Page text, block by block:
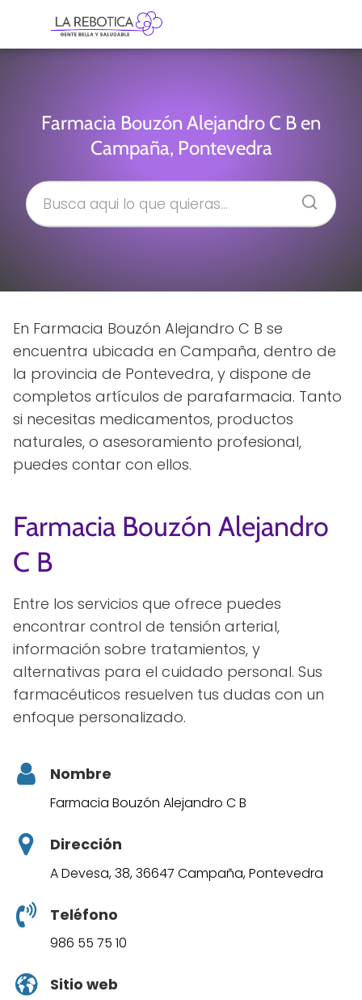
Farmacia Bouzón Alejandro C B en
Campaña, Pontevedra
En Farmacia Bouzón Alejandro C B se
encuentra ubicada en Campaña, dentro de
la provincia de Pontevedra, y dispone de
completos artículos de parafarmacia. Tanto
si necesitas medicamentos, productos
naturales, o asesoramiento profesional,
puedes contar con ellos.
Farmacia Bouzón Alejandro
C B
Entre los servicios que ofrece puedes
encontrar control de tensión arterial,
información sobre tratamientos, y
alternativas para el cuidado personal. Sus
farmacéuticos resuelven tus dudas con un
enfoque personalizado.
Nombre
Farmacia Bouzón Alejandro C B
Dirección
A Devesa, 38, 36647 Campaña, Pontevedra
Teléfono
986 55 75 10
Sitio web